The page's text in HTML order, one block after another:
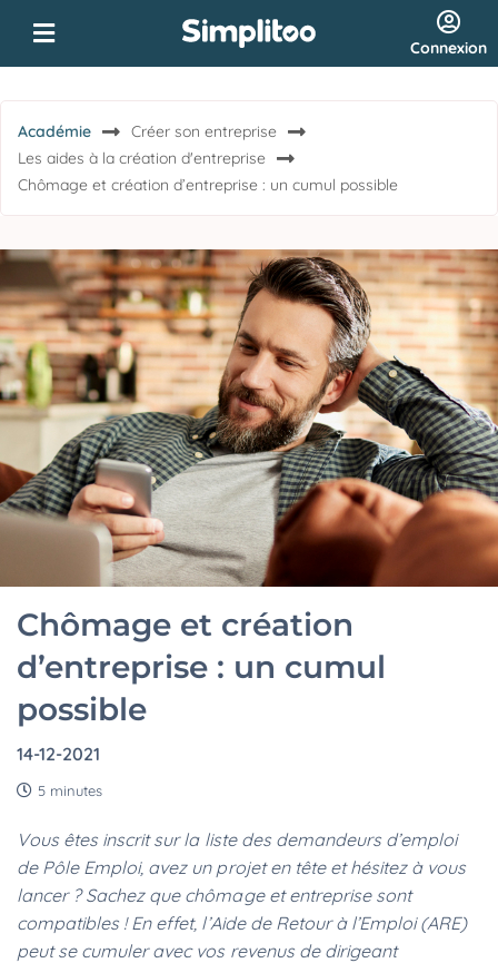
Connexion
Académie
Créer son entreprise
Les aides à la création d'entreprise
Chômage et création d’entreprise : un cumul possible
Chômage et création
d’entreprise : un cumul
possible
14-12-2021
5 minutes
Vous êtes inscrit sur la liste des demandeurs d’emploi
de Pôle Emploi, avez un projet en tête et hésitez à vous
lancer ? Sachez que chômage et entreprise sont
compatibles ! En effet, l’Aide de Retour à l’Emploi (ARE)
peut se cumuler avec vos revenus de dirigeant